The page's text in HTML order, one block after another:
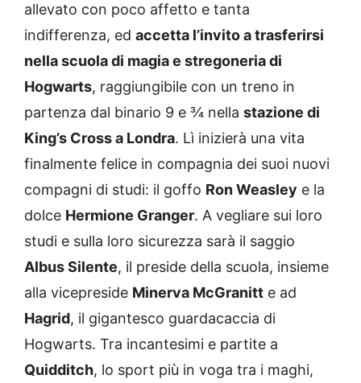
allevato con poco affetto e tanta
indifferenza, ed accetta l’invito a trasferirsi
nella scuola di magia e stregoneria di
Hogwarts, raggiungibile con un treno in
partenza dal binario 9 e ¾ nella stazione di
King’s Cross a Londra. Lì inizierà una vita
finalmente felice in compagnia dei suoi nuovi
compagni di studi: il goffo Ron Weasley e la
dolce Hermione Granger. A vegliare sui loro
studi e sulla loro sicurezza sarà il saggio
Albus Silente, il preside della scuola, insieme
alla vicepreside Minerva McGranitt e ad
Hagrid, il gigantesco guardacaccia di
Hogwarts. Tra incantesimi e partite a
Quidditch, lo sport più in voga tra i maghi,